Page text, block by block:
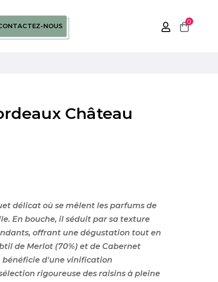
NOUS
0
Château
délicat où se mêlent les parfums de
En bouche, il séduit par sa texture
offrant une dégustation tout en
de Merlot (70%) et de Cabernet
bénéficie d'une vinification
rigoureuse des raisins à pleine